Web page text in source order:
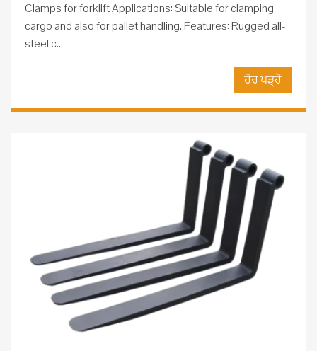
Clamps for forklift Applications: Suitable for clamping
cargo and also for pallet handling. Features: Rugged all-
steel c...
ਹੋਰ ਪੜ੍ਹੋ